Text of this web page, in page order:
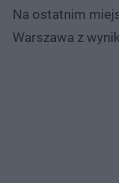
Na ostatnim
Warszawa z